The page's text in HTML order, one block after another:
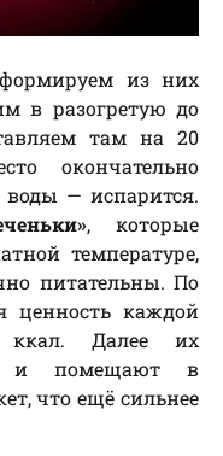
из них
в разогретую до
там на 20
окончательно
воды — испарится.
, которые
температуре,
питательны. По
ценность каждой
Далее их
и помещают в
что ещё сильнее